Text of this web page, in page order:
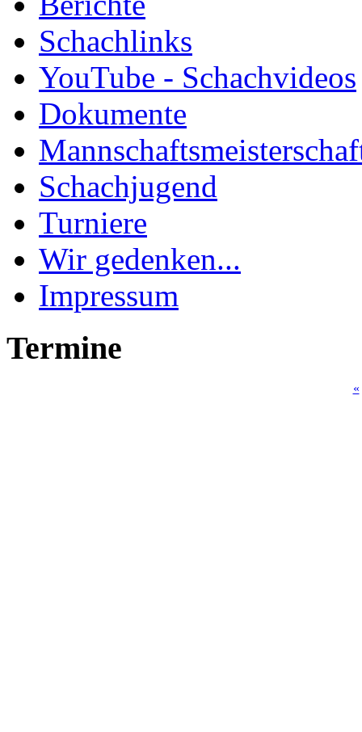
Schachlinks
YouTube - Schachvideos
Dokumente
Schachjugend
Turniere
Wir gedenken...
Impressum
Termine
«